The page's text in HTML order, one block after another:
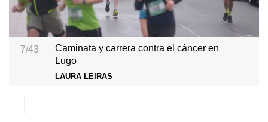
7/43
Caminata y carrera contra el cáncer en
Lugo
LAURA LEIRAS